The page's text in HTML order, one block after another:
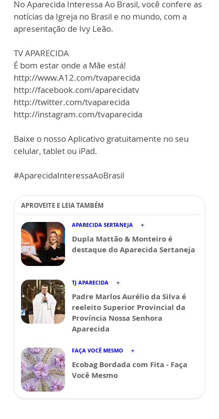
No Aparecida Interessa Ao Brasil, você confere as
notícias da Igreja no Brasil e no mundo, com a
apresentação de Ivy Leão.
TV APARECIDA
É bom estar onde a Mãe está!
http://www.A12.com/tvaparecida
http://facebook.com/aparecidatv
http://twitter.com/tvaparecida
http://instagram.com/tvaparecida
Baixe o nosso Aplicativo gratuitamente no seu
celular, tablet ou iPad.
#AparecidaInteressaAoBrasil
APROVEITE E LEIA TAMBÉM
APARECIDA SERTANEJA
Dupla Mattão & Monteiro é
destaque do Aparecida Sertaneja
TJ APARECIDA
Padre Marlos Aurélio da Silva é
reeleito Superior Provincial da
Província Nossa Senhora
Aparecida
FAÇA VOCÊ MESMO
Ecobag Bordada com Fita - Faça
Você Mesmo